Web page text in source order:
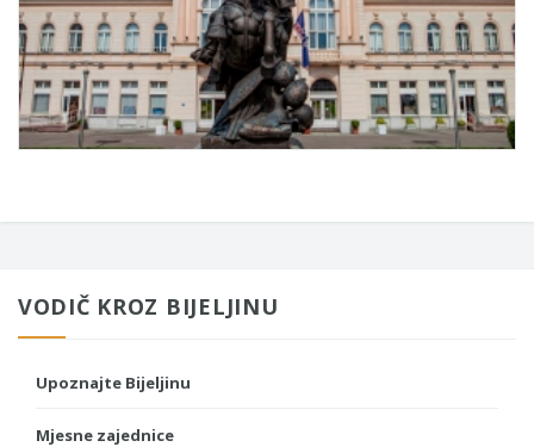
VODIČ KROZ BIJELJINU
Upoznajte Bijeljinu
Mjesne zajednice